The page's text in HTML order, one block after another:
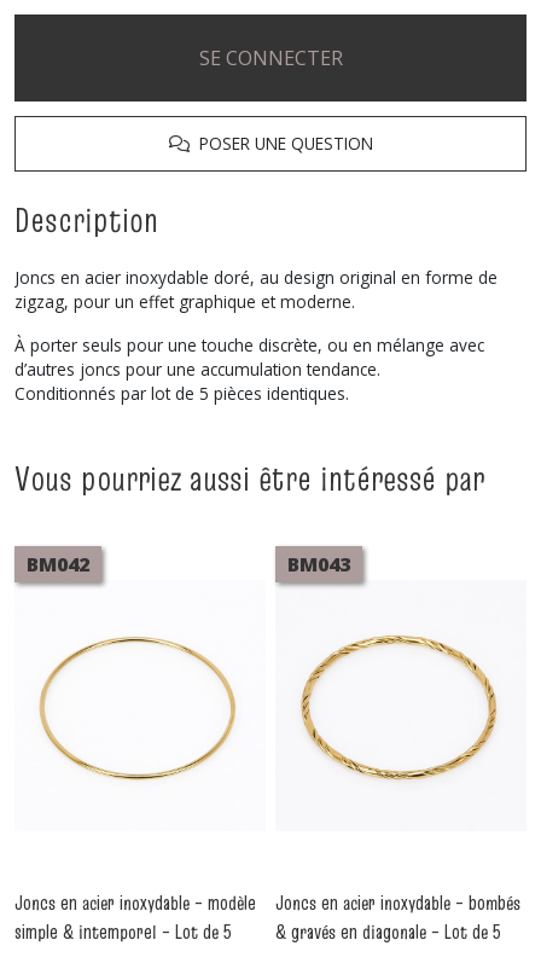
SE CONNECTER
POSER UNE QUESTION
Description
Joncs en acier inoxydable doré, au design original en forme de
zigzag, pour un effet graphique et moderne.
À porter seuls pour une touche discrète, ou en mélange avec
d’autres joncs pour une accumulation tendance.
Conditionnés par lot de 5 pièces identiques.
Vous pourriez aussi être intéressé par
BM042
Joncs en acier inoxydable – modèle
simple & intemporel – Lot de 5
BM043
Joncs en acier inoxydable – bombés
& gravés en diagonale – Lot de 5